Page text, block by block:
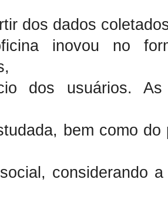
dos dados
inovou no
dos usuários.
bem como
considerando